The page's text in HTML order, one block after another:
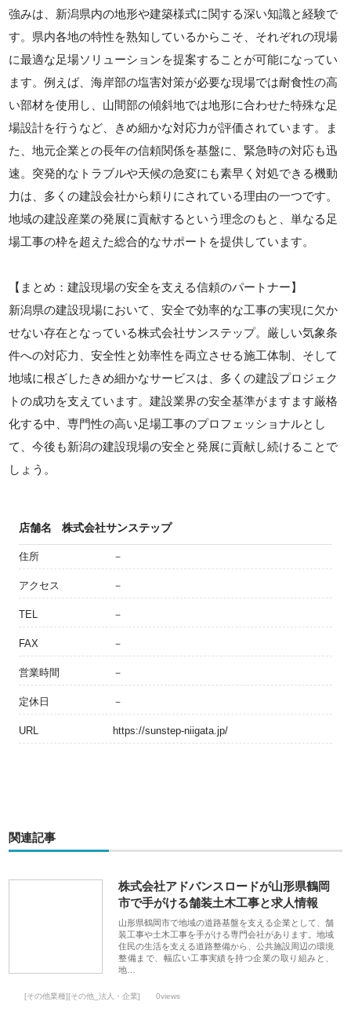
強みは、新潟県内の地形や建築様式に関する深い知識と経験で
す。県内各地の特性を熟知しているからこそ、それぞれの現場
に最適な足場ソリューションを提案することが可能になってい
ます。例えば、海岸部の塩害対策が必要な現場では耐食性の高
い部材を使用し、山間部の傾斜地では地形に合わせた特殊な足
場設計を行うなど、きめ細かな対応力が評価されています。ま
た、地元企業との長年の信頼関係を基盤に、緊急時の対応も迅
速。突発的なトラブルや天候の急変にも素早く対処できる機動
力は、多くの建設会社から頼りにされている理由の一つです。
地域の建設産業の発展に貢献するという理念のもと、単なる足
場工事の枠を超えた総合的なサポートを提供しています。
【まとめ：建設現場の安全を支える信頼のパートナー】
新潟県の建設現場において、安全で効率的な工事の実現に欠か
せない存在となっている株式会社サンステップ。厳しい気象条
件への対応力、安全性と効率性を両立させる施工体制、そして
地域に根ざしたきめ細かなサービスは、多くの建設プロジェク
トの成功を支えています。建設業界の安全基準がますます厳格
化する中、専門性の高い足場工事のプロフェッショナルとし
て、今後も新潟の建設現場の安全と発展に貢献し続けることで
しょう。
店舗名 株式会社サンステップ
住所 －
アクセス －
TEL －
FAX －
営業時間 －
定休日 －
URL https://sunstep-niigata.jp/
関連記事
株式会社アドバンスロードが山形県鶴岡
市で手がける舗装土木工事と求人情報
山形県鶴岡市で地域の道路基盤を支える企業として、舗
装工事や土木工事を手がける専門会社があります。地域
住民の生活を支える道路整備から、公共施設周辺の環境
整備まで、幅広い工事実績を持つ企業の取り組みと、
地…
[その他業種][その他_法人・企業] 0views